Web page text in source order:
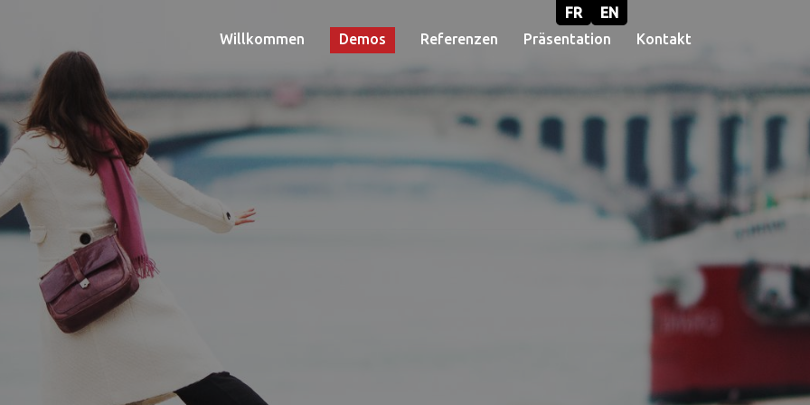
Willkommen Demos Referenzen Präsentation Kontakt
FR EN